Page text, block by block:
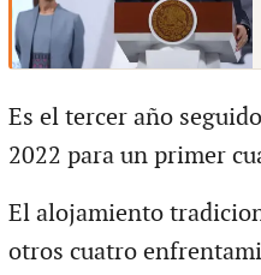
Es el tercer año
2022 para un primer
El alojamiento
otros cuatro